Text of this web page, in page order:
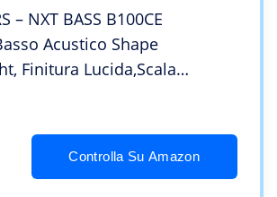
– NXT BASS B100CE
Acustico Shape
Finitura Lucida,Scala
Natural
Controlla Su Amazon